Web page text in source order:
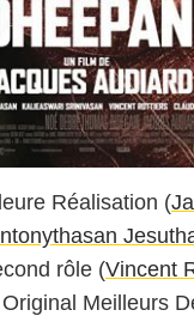
Réalisation (
rôle (Vincent
Meilleurs